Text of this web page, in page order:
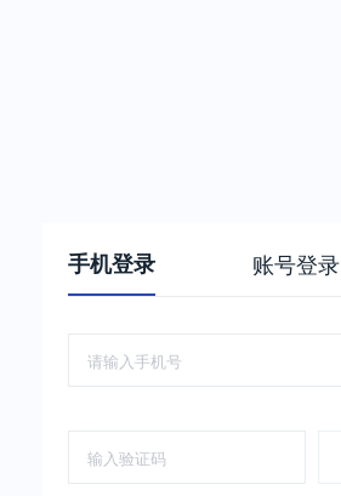
手机登录 账号登录